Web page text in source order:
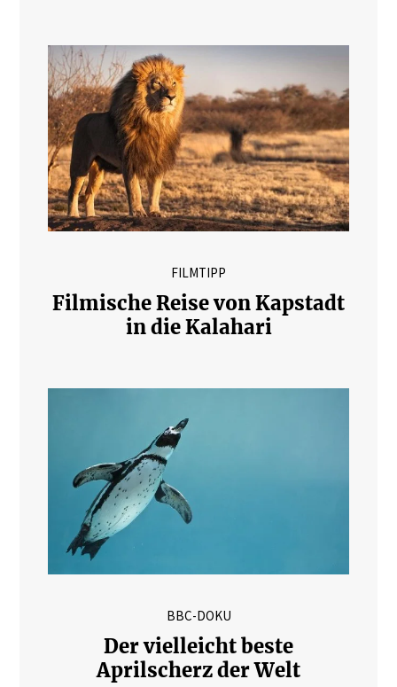
FILMTIPP
Filmische Reise von Kapstadt
in die Kalahari
BBC-DOKU
Der vielleicht beste
Aprilscherz der Welt